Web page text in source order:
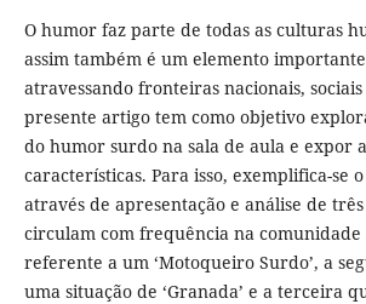
O humor faz parte de todas as culturas
assim também é um elemento
atravessando fronteiras nacionais,
presente artigo tem como objetivo
do humor surdo na sala de aula e expor
características. Para isso, exemplifica-se
através de apresentação e análise de
circulam com frequência na
referente a um ‘Motoqueiro Surdo’, a
uma situação de ‘Granada’ e a terceira